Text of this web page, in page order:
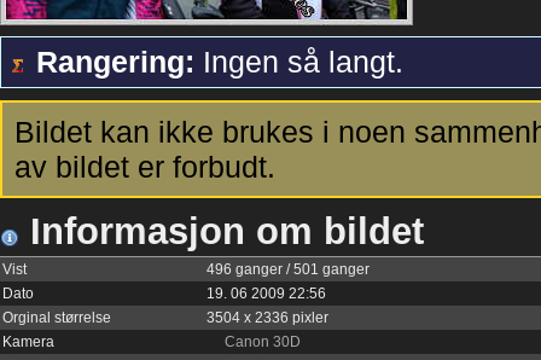
Rangering: Ingen så langt.
Bildet kan ikke brukes i noen
av bildet er forbudt.
Informasjon om bildet
Vist
496 ganger / 501 ganger
Dato
19. 06 2009 22:56
Orginal størrelse
3504 x 2336 pixler
Kamera
Canon 30D